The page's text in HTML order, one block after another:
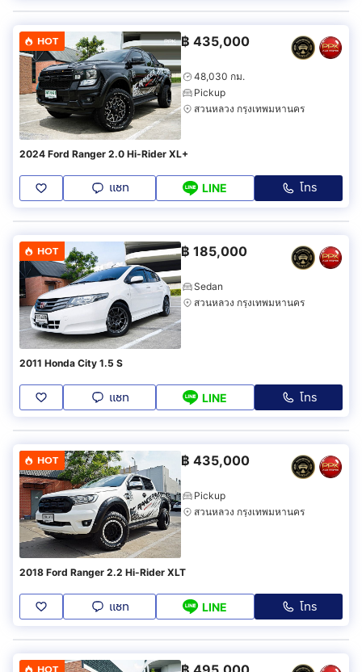
HOT ฿ 435,000
48,030 กม.
Pickup
สวนหลวง กรุงเทพมหานคร
2024 Ford Ranger 2.0 Hi-Rider XL+
แชท LINE โทร
HOT ฿ 185,000
Sedan
สวนหลวง กรุงเทพมหานคร
2011 Honda City 1.5 S
แชท LINE โทร
HOT ฿ 435,000
Pickup
สวนหลวง กรุงเทพมหานคร
2018 Ford Ranger 2.2 Hi-Rider XLT
แชท LINE โทร